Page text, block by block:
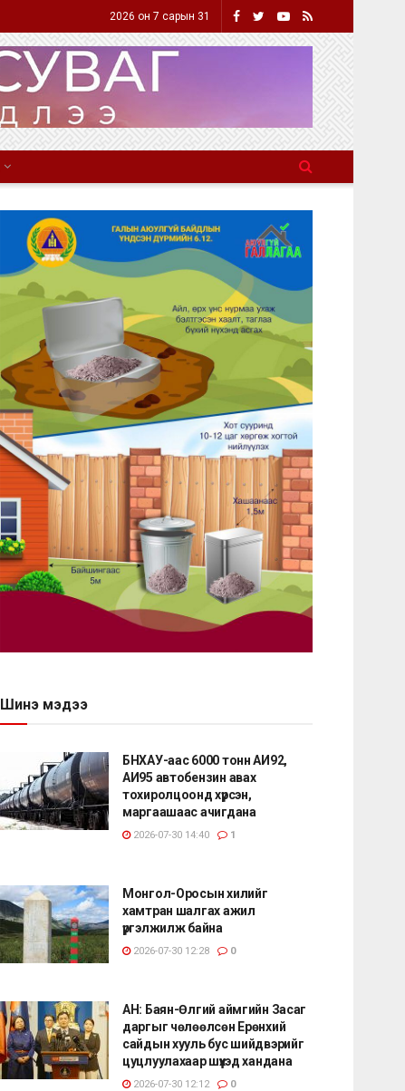
2026 он 7 сарын 31
Шинэ мэдээ
БНХАУ-аас 6000 тонн АИ92,
АИ95 автобензин авах
тохиролцоонд хүрсэн,
маргаашаас ачигдана
2026-07-30 14:40 1
Монгол-Оросын хилийг
хамтран шалгах ажил
үргэлжилж байна
2026-07-30 12:28 0
АН: Баян-Өлгий аймгийн Засаг
даргыг чөлөөлсөн Ерөнхий
сайдын хууль бус шийдвэрийг
цуцлуулахаар шүүхэд хандана
2026-07-30 12:12 0